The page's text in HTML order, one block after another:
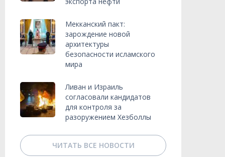
Мекканский пакт:
зарождение новой
архитектуры
безопасности исламского
мира
Ливан и Израиль
согласовали кандидатов
для контроля за
разоружением Хезболлы
ЧИТАТЬ ВСЕ НОВОСТИ